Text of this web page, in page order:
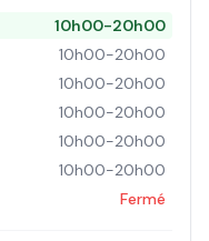
10h00-20h00
10h00-20h00
10h00-20h00
10h00-20h00
10h00-20h00
10h00-20h00
Fermé